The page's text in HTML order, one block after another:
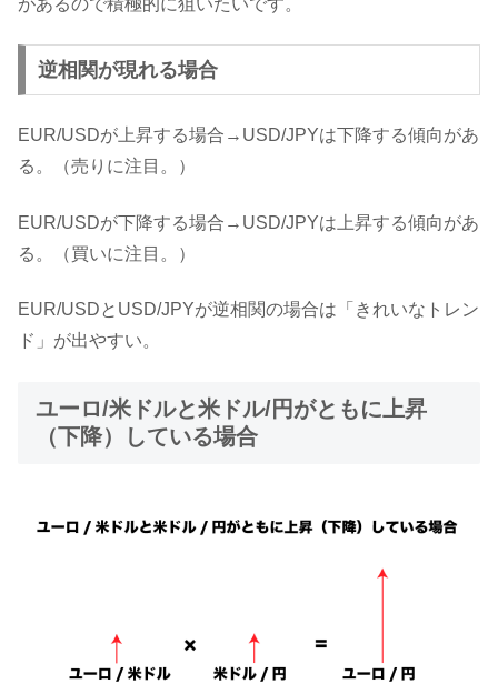
逆相関が現れる場合
EUR/USDが上昇する場合→USD/JPYは下降する傾向があ
る。（売りに注目。）
EUR/USDが下降する場合→USD/JPYは上昇する傾向があ
る。（買いに注目。）
EUR/USDとUSD/JPYが逆相関の場合は「きれいなトレン
ド」が出やすい。
ユーロ/米ドルと米ドル/円がともに上昇
（下降）している場合